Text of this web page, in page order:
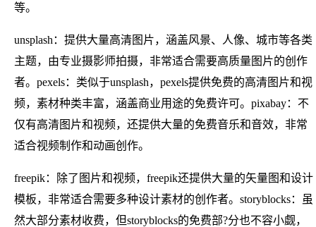
等。
unsplash：提供大量高清图片，涵盖风景、人像、城市等各类
主题，由专业摄影师拍摄，非常适合需要高质量图片的创作
者。pexels：类似于unsplash，pexels提供免费的高清图片和视
频，素材种类丰富，涵盖商业用途的免费许可。pixabay：不
仅有高清图片和视频，还提供大量的免费音乐和音效，非常
适合视频制作和动画创作。
freepik：除了图片和视频，freepik还提供大量的矢量图和设计
模板，非常适合需要多种设计素材的创作者。storyblocks：虽
然大部分素材收费，但storyblocks的免费部?分也不容小觑，